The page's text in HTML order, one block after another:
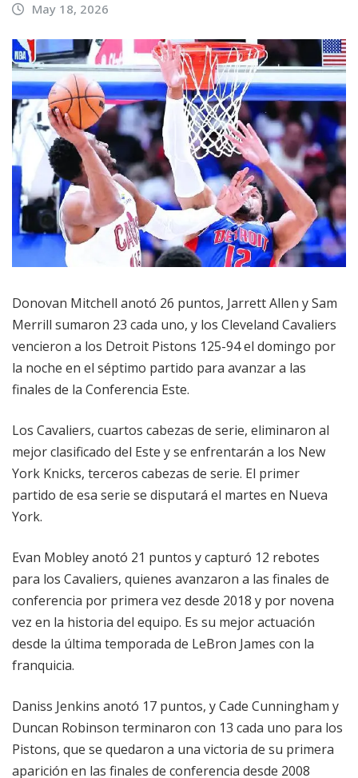
May 18, 2026
Donovan Mitchell anotó 26 puntos, Jarrett Allen y Sam
Merrill sumaron 23 cada uno, y los Cleveland Cavaliers
vencieron a los Detroit Pistons 125-94 el domingo por
la noche en el séptimo partido para avanzar a las
finales de la Conferencia Este.
Los Cavaliers, cuartos cabezas de serie, eliminaron al
mejor clasificado del Este y se enfrentarán a los New
York Knicks, terceros cabezas de serie. El primer
partido de esa serie se disputará el martes en Nueva
York.
Evan Mobley anotó 21 puntos y capturó 12 rebotes
para los Cavaliers, quienes avanzaron a las finales de
conferencia por primera vez desde 2018 y por novena
vez en la historia del equipo. Es su mejor actuación
desde la última temporada de LeBron James con la
franquicia.
Daniss Jenkins anotó 17 puntos, y Cade Cunningham y
Duncan Robinson terminaron con 13 cada uno para los
Pistons, que se quedaron a una victoria de su primera
aparición en las finales de conferencia desde 2008